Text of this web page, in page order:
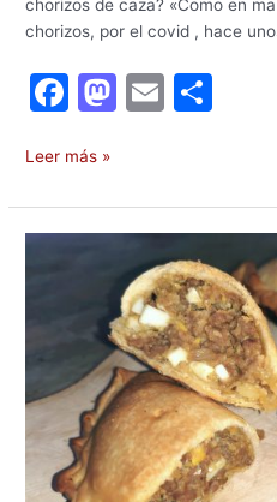
chorizos de caza? «Como en
chorizos, por el covid , hace
F
c
e
b
o
k
M
o
d
o
n
E
l
p
ar
tir
Leer más »
Empanadillas
crujiente